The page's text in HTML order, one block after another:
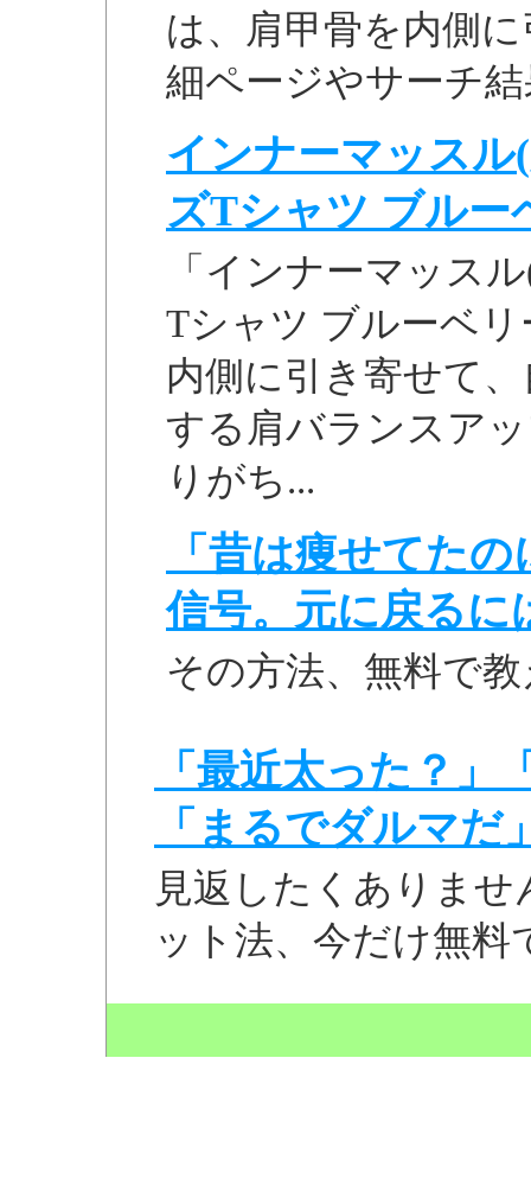
は、肩甲骨を内側
細ページやサーチ
インナーマッス
ズTシャツ ブルー
「インナーマッス
Tシャツ ブルーベリ
内側に引き寄せて
する肩バランスア
りがち...
「昔は痩せてた
信号。元に戻るに
その方法、無料で
「最近太った？
「まるでダルマだ
見返したくありま
ット法、今だけ無料